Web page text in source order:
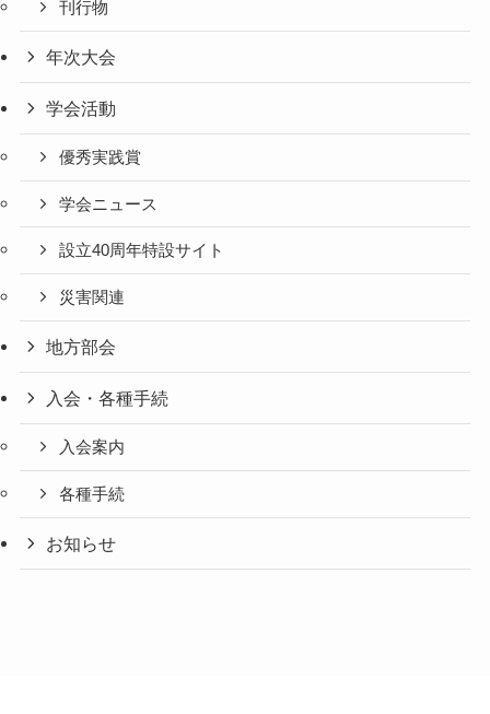
刊行物
年次大会
学会活動
優秀実践賞
学会ニュース
設立40周年特設サイト
災害関連
地方部会
入会・各種手続
入会案内
各種手続
お知らせ